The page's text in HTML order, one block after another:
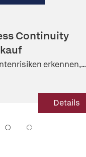
Continuity
erkennen,...
Details